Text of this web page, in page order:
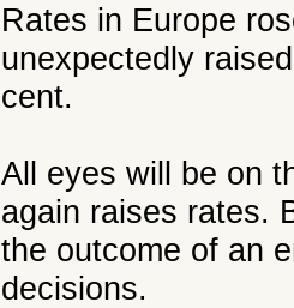
Rates in Europe
unexpectedly
cent.
All eyes will be on
again raises rates.
the outcome of an
decisions.